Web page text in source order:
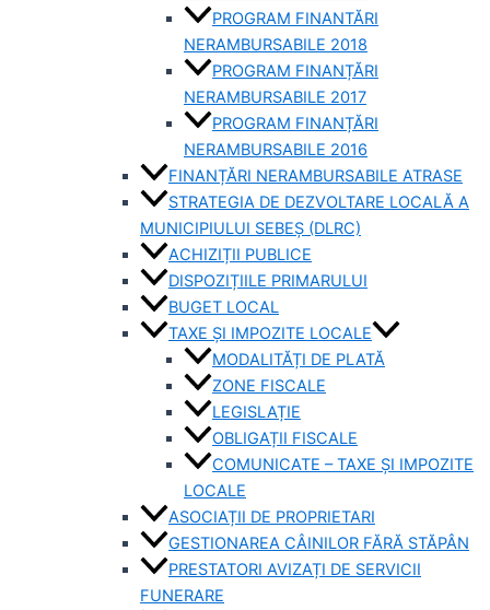
PROGRAM FINANTĂRI
NERAMBURSABILE 2018
PROGRAM FINANȚĂRI
NERAMBURSABILE 2017
PROGRAM FINANȚĂRI
NERAMBURSABILE 2016
FINANȚĂRI NERAMBURSABILE ATRASE
STRATEGIA DE DEZVOLTARE LOCALĂ A
MUNICIPIULUI SEBEȘ (DLRC)
ACHIZIȚII PUBLICE
DISPOZIȚIILE PRIMARULUI
BUGET LOCAL
TAXE ȘI IMPOZITE LOCALE
MODALITĂȚI DE PLATĂ
ZONE FISCALE
LEGISLAȚIE
OBLIGAȚII FISCALE
COMUNICATE – TAXE ȘI IMPOZITE
LOCALE
ASOCIAȚII DE PROPRIETARI
GESTIONAREA CÂINILOR FĂRĂ STĂPÂN
PRESTATORI AVIZAȚI DE SERVICII
FUNERARE